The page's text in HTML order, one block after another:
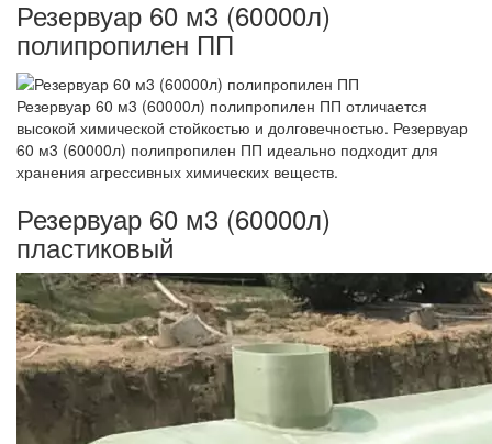
Резервуар 60 м3 (60000л)
полипропилен ПП
Резервуар 60 м3 (60000л) полипропилен ПП отличается
высокой химической стойкостью и долговечностью. Резервуар
60 м3 (60000л) полипропилен ПП идеально подходит для
хранения агрессивных химических веществ.
Резервуар 60 м3 (60000л)
пластиковый